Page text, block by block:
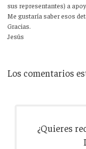
sus representantes) a
Me gustaría saber esos
Gracias.
Jesús
Los comentarios
¿Quieres